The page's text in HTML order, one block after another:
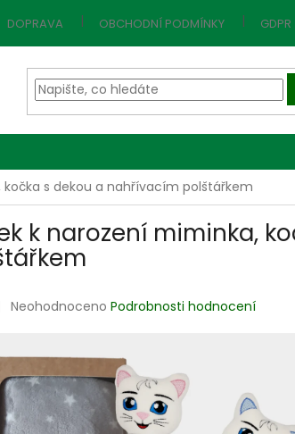
DOPRAVA OBCHODNÍ PODMÍNKY GDPR
s dekou a nahřívacím polštářkem
k narození miminka,
Průměrné
je
0,0
z
5
hvězdiček.
Neohodnoceno Podrobnosti hodnocení